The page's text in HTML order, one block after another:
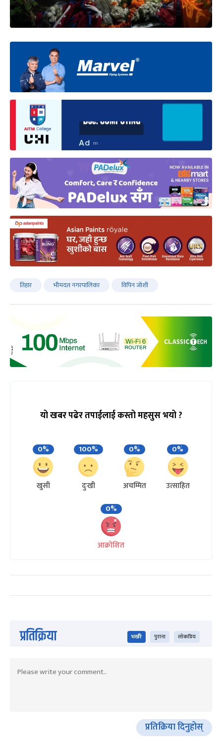
तिहार भीमदत्त नगरपालिका विपिन जोशी
यो खबर पढेर तपाईलाई कस्तो महसुस भयो ?
0%
खुसी
100%
दुःखी
0%
अचम्मित
0%
उत्साहित
0%
आक्रोशित
प्रतिक्रिया भर्खरै पुराना लोकप्रिय
प्रतिक्रिया दिनुहोस्